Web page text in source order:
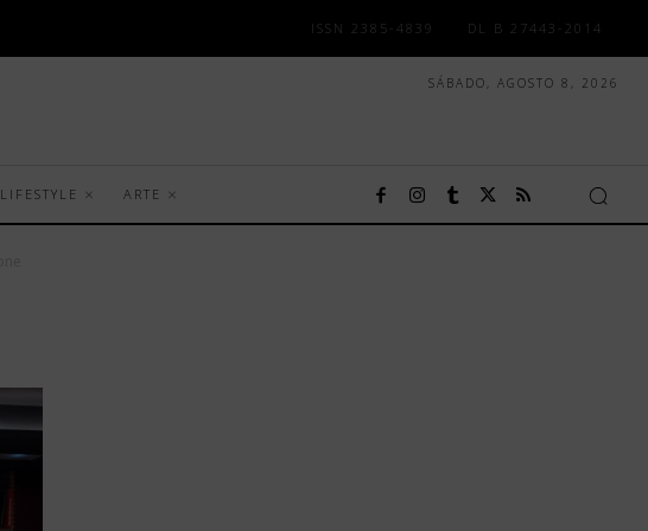
ISSN 2385-4839 DL B 27443-2014
SÁBADO, AGOSTO 8, 2026
LIFESTYLE ARTE